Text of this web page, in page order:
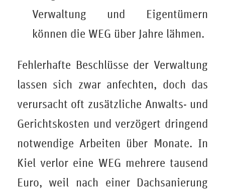
Verwaltung und Eigentümern
können die WEG über Jahre lähmen.
Fehlerhafte Beschlüsse der Verwaltung
lassen sich zwar anfechten, doch das
verursacht oft zusätzliche Anwalts- und
Gerichtskosten und verzögert dringend
notwendige Arbeiten über Monate. In
Kiel verlor eine WEG mehrere tausend
Euro, weil nach einer Dachsanierung